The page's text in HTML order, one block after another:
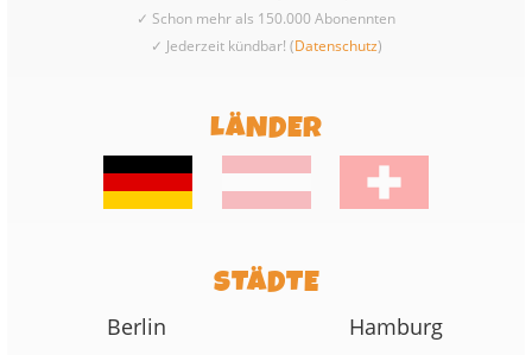
✓ Schon mehr als 150.000 Abonennten
✓ Jederzeit kündbar! (Datenschutz)
LÄNDER
STÄDTE
Berlin
Hamburg